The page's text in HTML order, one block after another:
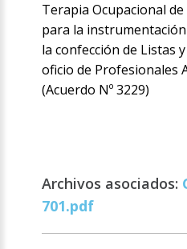
Terapia Ocupacional de
para la
la confección de Listas
oficio de Profesionales
(Acuerdo Nº 3229)
Archivos asociados:
701.pdf